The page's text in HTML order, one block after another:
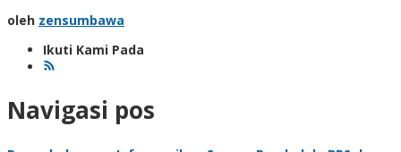
oleh zensumbawa
Ikuti Kami Pada
Navigasi pos